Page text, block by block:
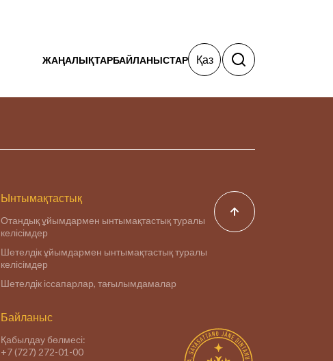
ЖАҢАЛЫҚТАРБАЙЛАНЫСТАР Қаз
Ынтымақтастық
Отандық ұйымдармен ынтымақтастық туралы
келісімдер
Шетелдік ұйымдармен ынтымақтастық туралы
келісімдер
Шетелдік іссапарлар, тағылымдамалар
Байланыс
Қабылдау бөлмесі:
+7 (727) 272-01-00